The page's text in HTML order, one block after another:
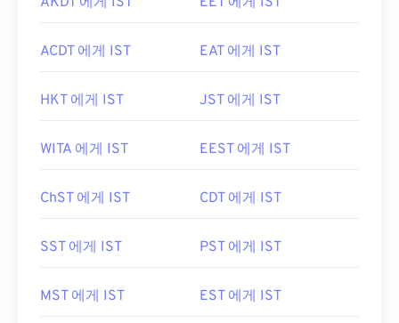
ACDT 에게 IST EAT 에게 IST
HKT 에게 IST JST 에게 IST
WITA 에게 IST EEST 에게 IST
ChST 에게 IST CDT 에게 IST
SST 에게 IST PST 에게 IST
MST 에게 IST EST 에게 IST